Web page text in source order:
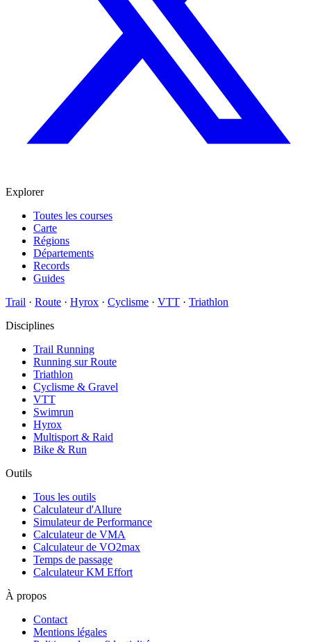
Explorer
Toutes les courses
Carte
Régions
Départements
Records
Guides
Trail · Route · Hyrox · Cyclisme · VTT · Triathlon
Disciplines
Trail Running
Running sur Route
Triathlon
Cyclisme & Gravel
VTT
Swimrun
Hyrox
Multisport & Raid
Bike & Run
Outils
Tous les outils
Calculateur d'Allure
Simulateur de Performance
Calculateur de VMA
Calculateur de VO2max
Temps de passage
Calculateur KM Effort
À propos
Contact
Mentions légales